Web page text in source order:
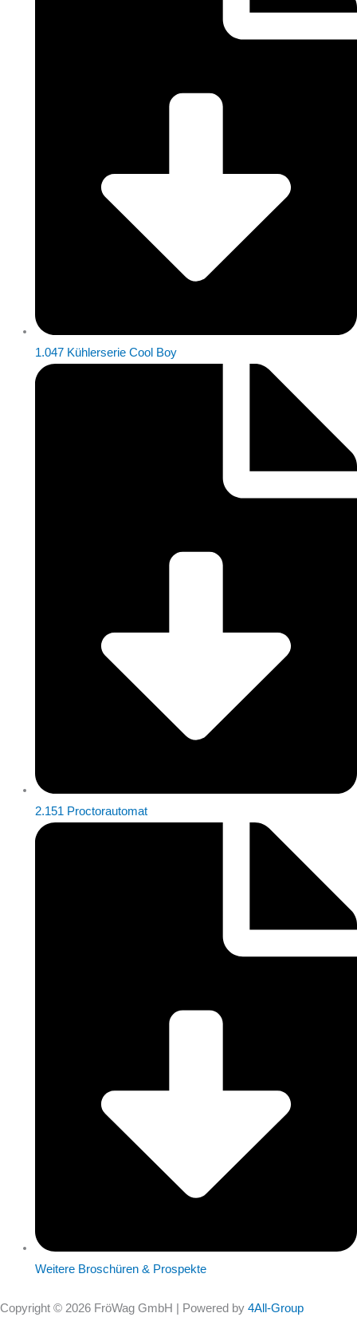
1.047 Kühlerserie Cool Boy
2.151 Proctorautomat
Weitere Broschüren & Prospekte
Copyright © 2026 FröWag GmbH | Powered by 4All-Group